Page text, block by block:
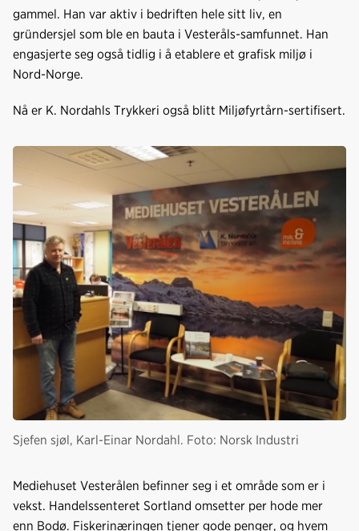
gammel. Han var aktiv i bedriften hele sitt liv, en
gründersjel som ble en bauta i Vesteråls-samfunnet. Han
engasjerte seg også tidlig i å etablere et grafisk miljø i
Nord-Norge.
Nå er K. Nordahls Trykkeri også blitt Miljøfyrtårn-sertifisert.
Sjefen sjøl, Karl-Einar Nordahl. Foto: Norsk Industri
Mediehuset Vesterålen befinner seg i et område som er i
vekst. Handelssenteret Sortland omsetter per hode mer
enn Bodø. Fiskerinæringen tjener gode penger, og hvem